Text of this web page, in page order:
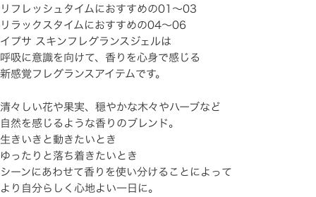
リフレッシュタイムにおすすめの01～03
リラックスタイムにおすすめの04～06
イプサ スキンフレグランスジェルは
呼吸に意識を向けて、香りを心身で感じる
新感覚フレグランスアイテムです。
清々しい花や果実、穏やかな木々やハーブなど
自然を感じるような香りのブレンド。
生きいきと動きたいとき
ゆったりと落ち着きたいとき
シーンにあわせて香りを使い分けることによって
より自分らしく心地よい一日に。